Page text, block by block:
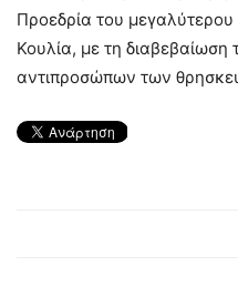
Προεδρία του
Κουλία, με τη
αντιπροσώπων των